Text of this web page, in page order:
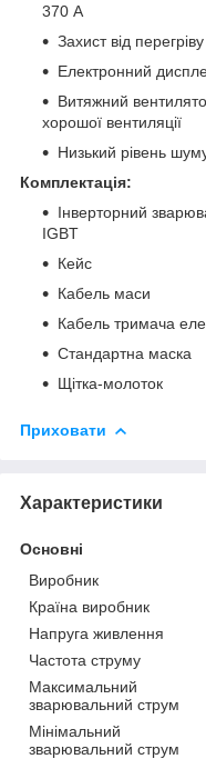
370 А
Захист від перегріву
Електронний
Витяжний
хорошої вентиляції
Низький рівень
Комплектація:
Інверторний
IGBT
Кейс
Кабель маси
Кабель тримача
Стандартна маска
Щітка-молоток
Приховати
Характеристики
Основні
Виробник
Країна виробник
Напруга живлення
Частота струму
Максимальний
зварювальний струм
Мінімальний
зварювальний струм